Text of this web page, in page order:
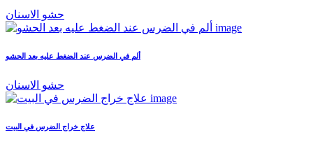
حشو الاسنان
ألم في الضرس عند الضغط عليه بعد الحشو
حشو الاسنان
علاج خراج الضرس في البيت